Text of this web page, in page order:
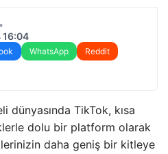
•
16:04
WhatsApp
Reddit
dünyasında TikTok, kısa
dolu bir platform olarak
daha geniş bir kitleye